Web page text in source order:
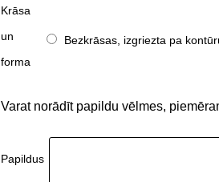
Krāsa
un
forma
Bezkrāsas, izgriezta pa
Varat norādīt papildu vēlmes,
Papildus